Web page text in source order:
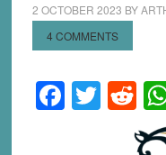
2 OCTOBER 2023 BY
4 COMMENTS